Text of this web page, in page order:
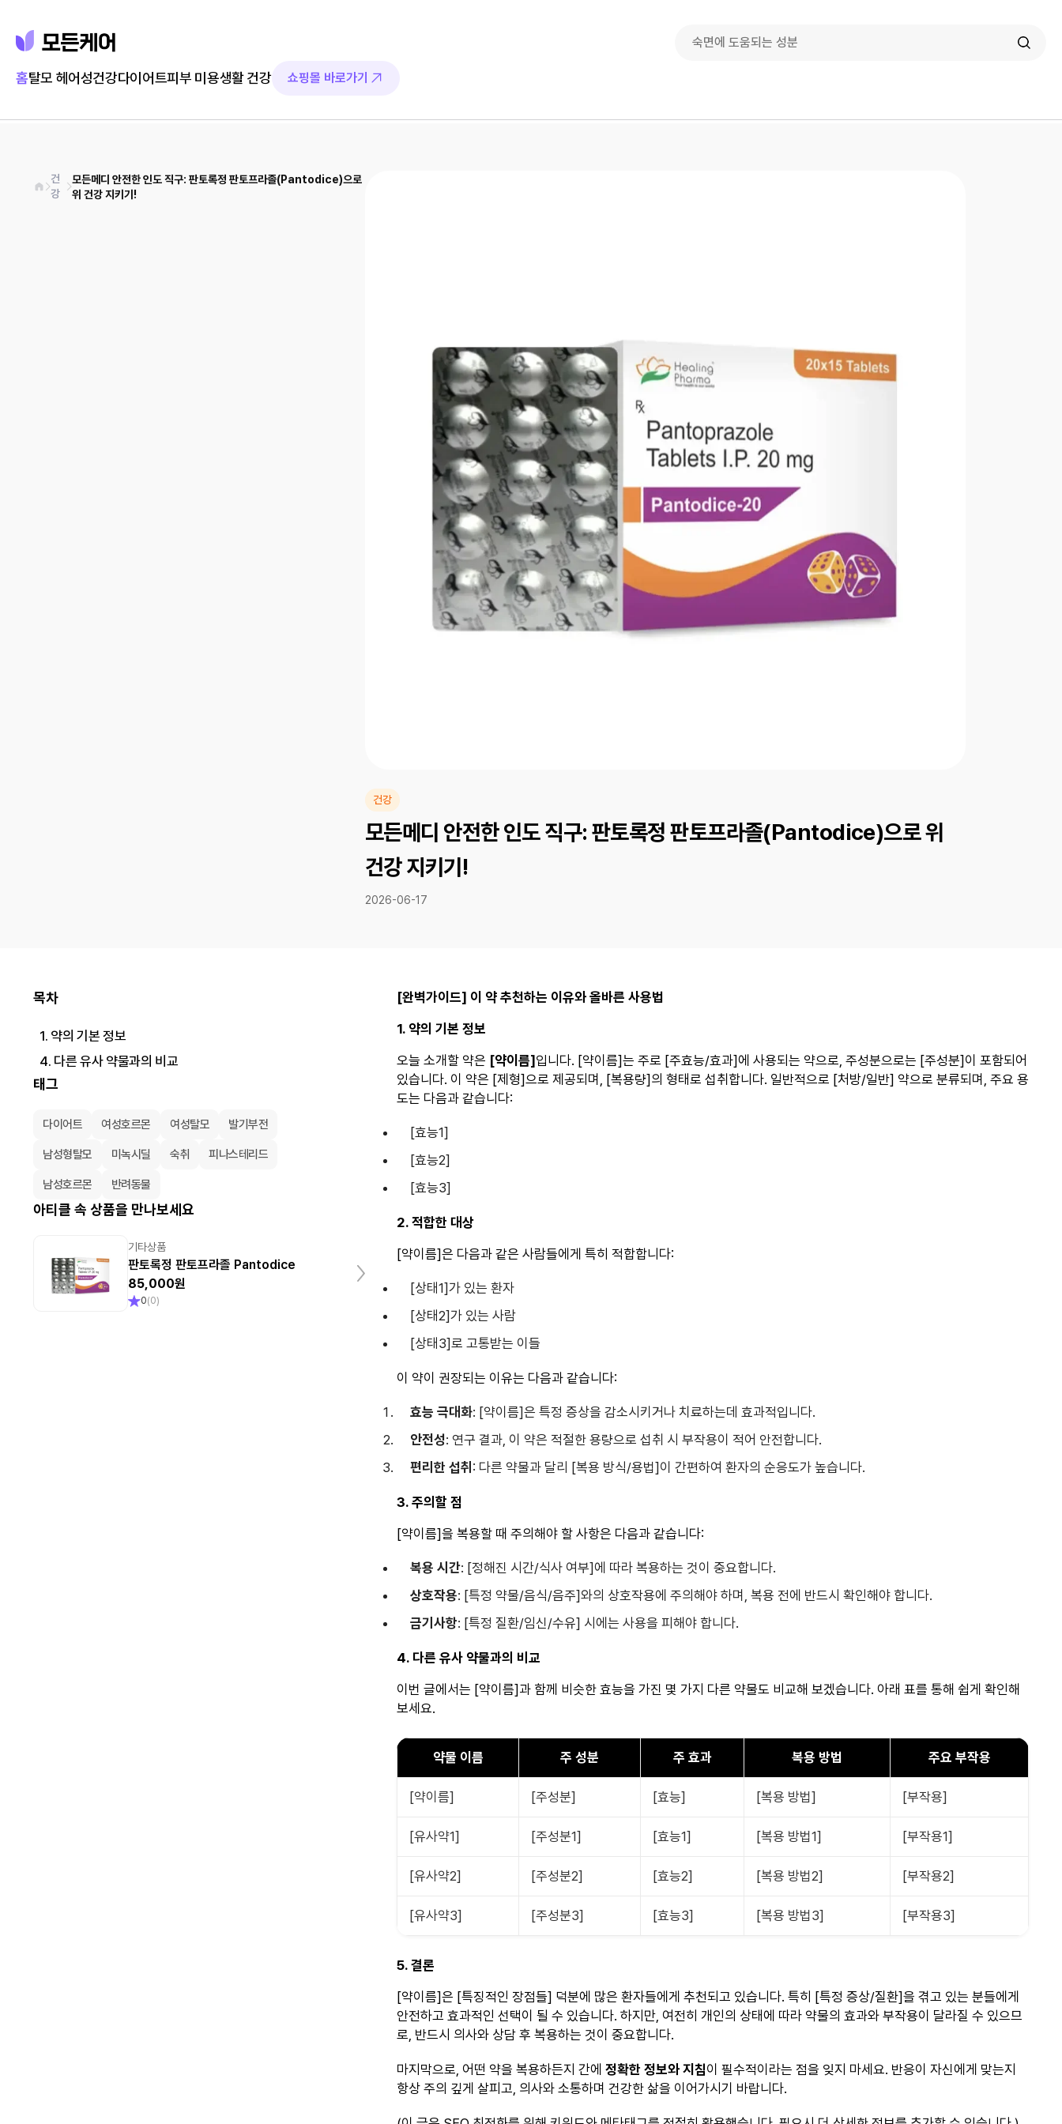
홈탈모 헤어성건강다이어트피부 미용생활 건강 쇼핑몰 바로가기
건
강
모든메디 안전한 인도 직구: 판토록정 판토프라졸(Pantodice)으로
위 건강 지키기!
건강
모든메디 안전한 인도 직구: 판토록정 판토프라졸(Pantodice)으로 위
건강 지키기!
2026-06-17
목차
1. 약의 기본 정보
4. 다른 유사 약물과의 비교
태그
다이어트 여성호르몬 여성탈모 발기부전
남성형탈모 미녹시딜 숙취 피나스테리드
남성호르몬 반려동물
아티클 속 상품을 만나보세요
기타상품
판토록정 판토프라졸 Pantodice
85,000원
0(0)
[완벽가이드] 이 약 추천하는 이유와 올바른 사용법
1. 약의 기본 정보
오늘 소개할 약은 [약이름]입니다. [약이름]는 주로 [주효능/효과]에 사용되는 약으로, 주성분으로는 [주성분]이 포함되어
있습니다. 이 약은 [제형]으로 제공되며, [복용량]의 형태로 섭취합니다. 일반적으로 [처방/일반] 약으로 분류되며, 주요 용
도는 다음과 같습니다:
[효능1]
[효능2]
[효능3]
2. 적합한 대상
[약이름]은 다음과 같은 사람들에게 특히 적합합니다:
[상태1]가 있는 환자
[상태2]가 있는 사람
[상태3]로 고통받는 이들
이 약이 권장되는 이유는 다음과 같습니다:
효능 극대화: [약이름]은 특정 증상을 감소시키거나 치료하는데 효과적입니다.
안전성: 연구 결과, 이 약은 적절한 용량으로 섭취 시 부작용이 적어 안전합니다.
편리한 섭취 : 다른 약물과 달리 [복용 방식/용법]이 간편하여 환자의 순응도가 높습니다.
3. 주의할 점
[약이름]을 복용할 때 주의해야 할 사항은 다음과 같습니다:
복용 시간: [정해진 시간/식사 여부]에 따라 복용하는 것이 중요합니다.
상호작용: [특정 약물/음식/음주]와의 상호작용에 주의해야 하며, 복용 전에 반드시 확인해야 합니다.
금기사항: [특정 질환/임신/수유] 시에는 사용을 피해야 합니다.
4. 다른 유사 약물과의 비교
이번 글에서는 [약이름]과 함께 비슷한 효능을 가진 몇 가지 다른 약물도 비교해 보겠습니다. 아래 표를 통해 쉽게 확인해
보세요.
약물 이름 주 성분 주 효과 복용 방법 주요 부작용
[약이름] [주성분] [효능] [복용 방법] [부작용]
[유사약1] [주성분1] [효능1] [복용 방법1] [부작용1]
[유사약2] [주성분2] [효능2] [복용 방법2] [부작용2]
[유사약3] [주성분3] [효능3] [복용 방법3] [부작용3]
5. 결론
[약이름]은 [특징적인 장점들] 덕분에 많은 환자들에게 추천되고 있습니다. 특히 [특정 증상/질환]을 겪고 있는 분들에게
안전하고 효과적인 선택이 될 수 있습니다. 하지만, 여전히 개인의 상태에 따라 약물의 효과와 부작용이 달라질 수 있으므
로, 반드시 의사와 상담 후 복용하는 것이 중요합니다.
마지막으로, 어떤 약을 복용하든지 간에 정확한 정보와 지침이 필수적이라는 점을 잊지 마세요. 반응이 자신에게 맞는지
항상 주의 깊게 살피고, 의사와 소통하며 건강한 삶을 이어가시기 바랍니다.